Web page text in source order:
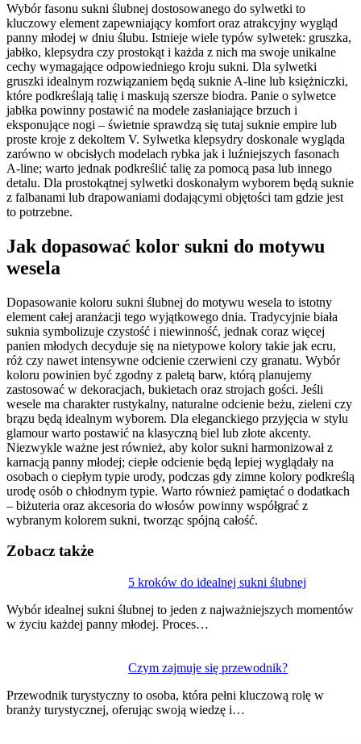
Wybór fasonu sukni ślubnej dostosowanego do sylwetki to
kluczowy element zapewniający komfort oraz atrakcyjny wygląd
panny młodej w dniu ślubu. Istnieje wiele typów sylwetek: gruszka,
jabłko, klepsydra czy prostokąt i każda z nich ma swoje unikalne
cechy wymagające odpowiedniego kroju sukni. Dla sylwetki
gruszki idealnym rozwiązaniem będą suknie A-line lub księżniczki,
które podkreślają talię i maskują szersze biodra. Panie o sylwetce
jabłka powinny postawić na modele zasłaniające brzuch i
eksponujące nogi – świetnie sprawdzą się tutaj suknie empire lub
proste kroje z dekoltem V. Sylwetka klepsydry doskonale wygląda
zarówno w obcisłych modelach rybka jak i luźniejszych fasonach
A-line; warto jednak podkreślić talię za pomocą pasa lub innego
detalu. Dla prostokątnej sylwetki doskonałym wyborem będą suknie
z falbanami lub drapowaniami dodającymi objętości tam gdzie jest
to potrzebne.
Jak dopasować kolor sukni do motywu
wesela
Dopasowanie koloru sukni ślubnej do motywu wesela to istotny
element całej aranżacji tego wyjątkowego dnia. Tradycyjnie biała
suknia symbolizuje czystość i niewinność, jednak coraz więcej
panien młodych decyduje się na nietypowe kolory takie jak ecru,
róż czy nawet intensywne odcienie czerwieni czy granatu. Wybór
koloru powinien być zgodny z paletą barw, którą planujemy
zastosować w dekoracjach, bukietach oraz strojach gości. Jeśli
wesele ma charakter rustykalny, naturalne odcienie beżu, zieleni czy
brązu będą idealnym wyborem. Dla eleganckiego przyjęcia w stylu
glamour warto postawić na klasyczną biel lub złote akcenty.
Niezwykle ważne jest również, aby kolor sukni harmonizował z
karnacją panny młodej; ciepłe odcienie będą lepiej wyglądały na
osobach o ciepłym typie urody, podczas gdy zimne kolory podkreślą
urodę osób o chłodnym typie. Warto również pamiętać o dodatkach
– biżuteria oraz akcesoria do włosów powinny współgrać z
wybranym kolorem sukni, tworząc spójną całość.
Zobacz także
5 kroków do idealnej sukni ślubnej
Wybór idealnej sukni ślubnej to jeden z najważniejszych momentów
w życiu każdej panny młodej. Proces…
Czym zajmuje się przewodnik?
Przewodnik turystyczny to osoba, która pełni kluczową rolę w
branży turystycznej, oferując swoją wiedzę i…
wpisu